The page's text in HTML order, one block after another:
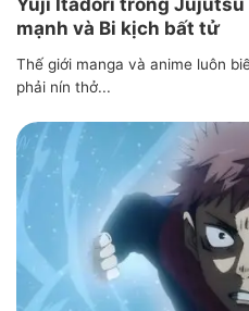
Yuji Itadori trong Jujutsu
mạnh và Bi kịch bất tử
Thế giới manga và anime luôn
phải nín thở...